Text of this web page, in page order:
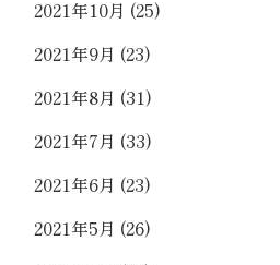
2021年10月 (25)
2021年9月 (23)
2021年8月 (31)
2021年7月 (33)
2021年6月 (23)
2021年5月 (26)